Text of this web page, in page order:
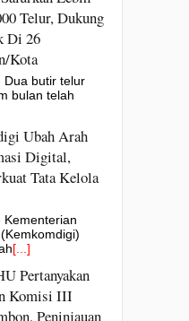
Telur, Dukung
Di 26
Kota
Dua butir telur
bulan telah
Ubah Arah
Digital,
Tata Kelola
Kementerian
[...]
Pertanyakan
Komisi III
Peninjauan